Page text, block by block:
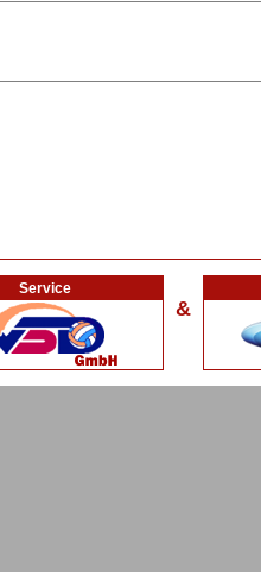
Service
&